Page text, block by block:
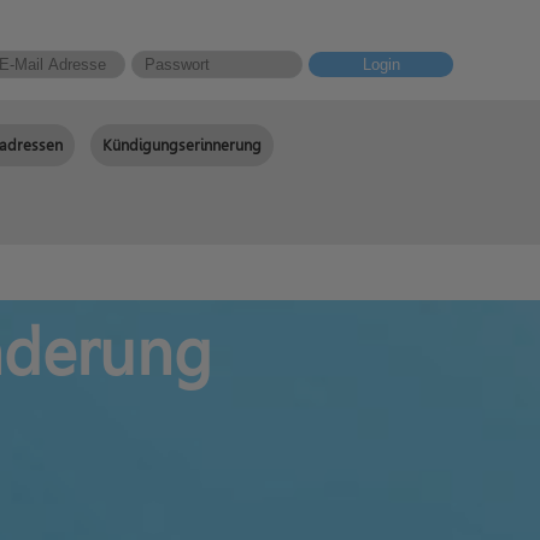
Login
Kündigungserinnerung